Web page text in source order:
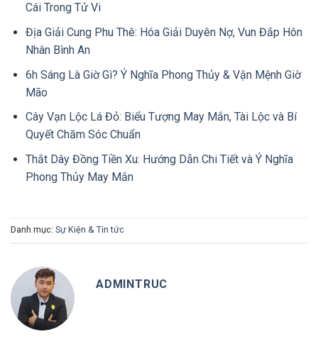
Cái Trong Tử Vi
Địa Giải Cung Phu Thê: Hóa Giải Duyên Nợ, Vun Đắp Hôn
Nhân Bình An
6h Sáng Là Giờ Gì? Ý Nghĩa Phong Thủy & Vận Mệnh Giờ
Mão
Cây Vạn Lộc Lá Đỏ: Biểu Tượng May Mắn, Tài Lộc và Bí
Quyết Chăm Sóc Chuẩn
Thắt Dây Đồng Tiền Xu: Hướng Dẫn Chi Tiết và Ý Nghĩa
Phong Thủy May Mắn
Danh mục: Sự Kiện & Tin tức
ADMINTRUC